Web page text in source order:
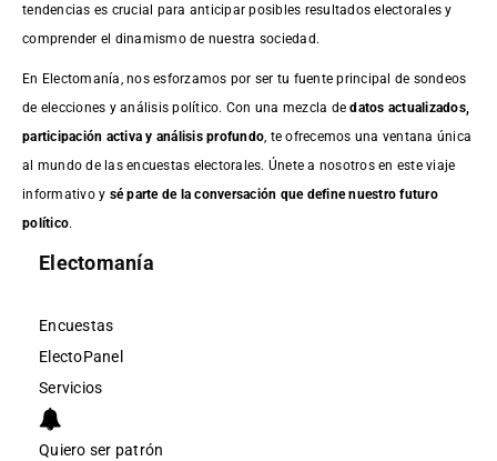
tendencias es crucial para anticipar posibles resultados electorales y
comprender el dinamismo de nuestra sociedad.
En Electomanía, nos esforzamos por ser tu fuente principal de sondeos
de elecciones y análisis político. Con una mezcla dedatos actualizados,
participación activa y análisis profundo , te ofrecemos una ventana única
al mundo de las encuestas electorales. Únete a nosotros en este viaje
informativo y sé parte de la conversación que define nuestro futuro
político.
Electomanía
Encuestas
ElectoPanel
Servicios
Quiero ser patrón